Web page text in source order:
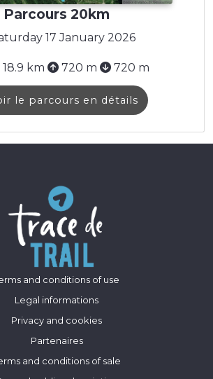
Parcours 20km
17 January 2026
18.9 km 720 m 720 m
le parcours en détails
and conditions of use
Legal informations
Privacy and cookies
Partenaires
and conditions of sale